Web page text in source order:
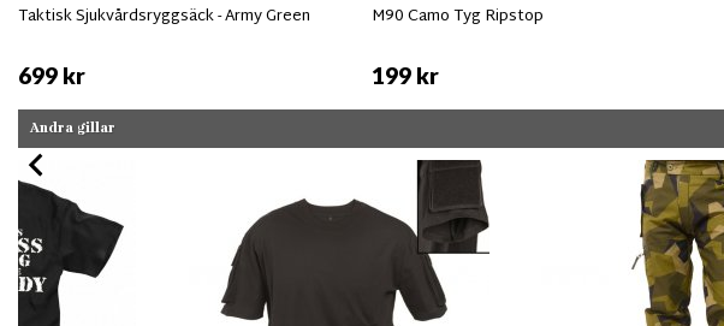
Taktisk Sjukvårdsryggsäck - Army Green
699 kr
M90 Camo Tyg Ripstop
199 kr
Andra gillar